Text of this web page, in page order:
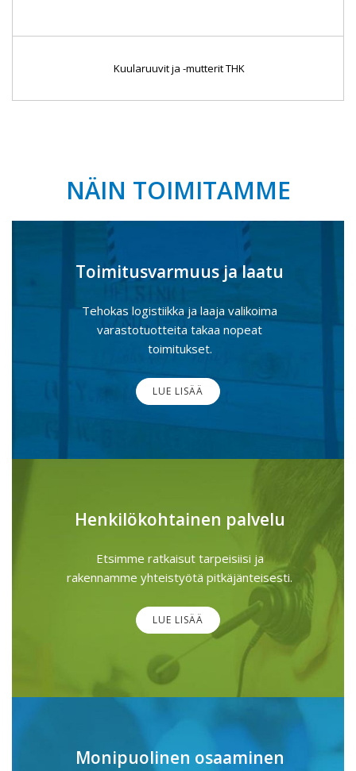
Kuularuuvit ja -mutterit THK
NÄIN TOIMITAMME
Toimitusvarmuus ja laatu
Tehokas logistiikka ja laaja valikoima
varastotuotteita takaa nopeat
toimitukset.
LUE LISÄÄ
Henkilökohtainen palvelu
Etsimme ratkaisut tarpeisiisi ja
rakennamme yhteistyötä pitkäjänteisesti.
LUE LISÄÄ
Monipuolinen osaaminen